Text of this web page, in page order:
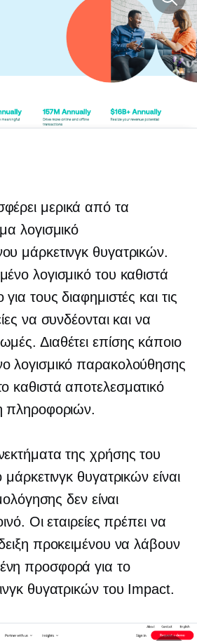
μερικά από τα
λογισμικό
μάρκετινγκ θυγατρικών.
λογισμικό του καθιστά
τους διαφημιστές και τις
να συνδέονται και να
Διαθέτει επίσης κάποιο
λογισμικό παρακολούθησης
καθιστά αποτελεσματικό
πληροφοριών.
της χρήσης του
θυγατρικών είναι
δεν είναι
Οι εταιρείες πρέπει να
προκειμένου να λάβουν
προσφορά για το
θυγατρικών του Impact.